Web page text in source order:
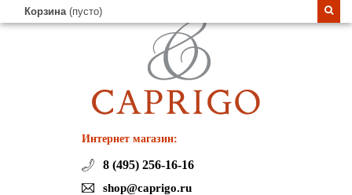
Корзина (пусто)
Интернет магазин:
8 (495) 256-16-16
shop@caprigo.ru